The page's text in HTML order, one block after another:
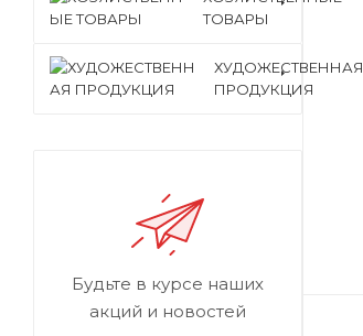
ТОВАРЫ
ХУДОЖЕСТВЕННАЯ
ПРОДУКЦИЯ
Будьте в курсе наших
акций и новостей